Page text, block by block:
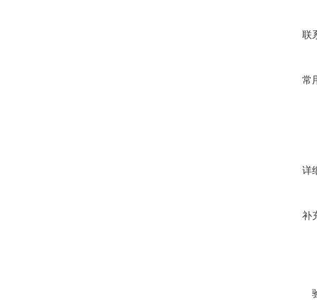
联
常
详
补